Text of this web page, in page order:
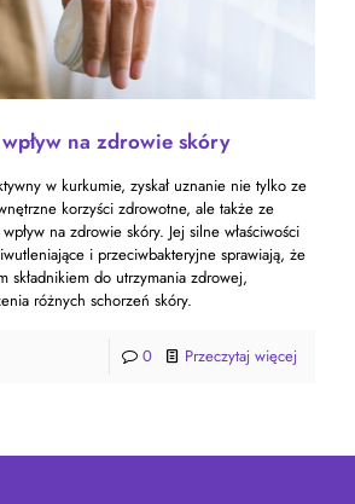
na zdrowie skóry
w kurkumie, zyskał uznanie nie tylko ze
korzyści zdrowotne, ale także ze
na zdrowie skóry. Jej silne właściwości
i przeciwbakteryjne sprawiają, że
składnikiem do utrzymania zdrowej,
różnych schorzeń skóry.
0 Przeczytaj więcej